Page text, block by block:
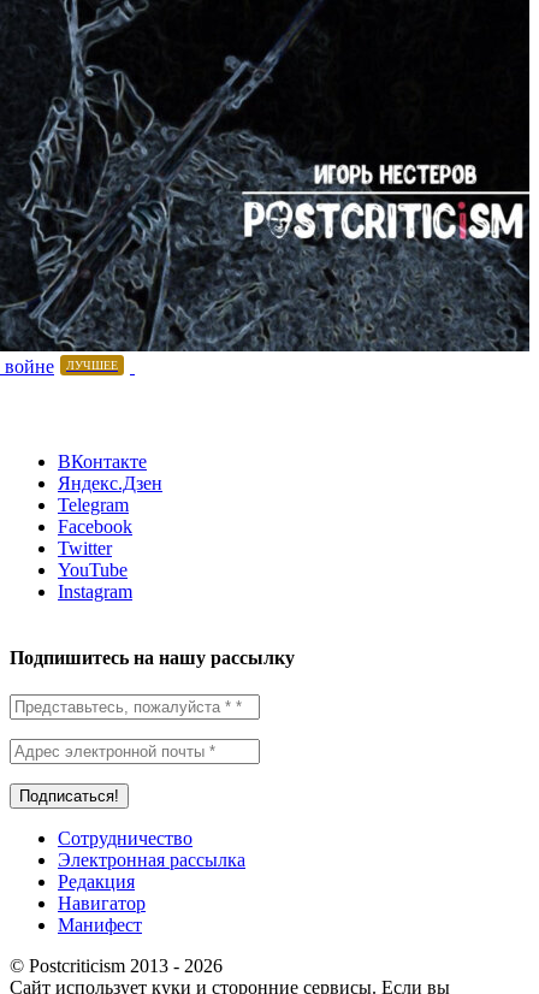
ЛУЧШЕЕ
ВКонтакте
Яндекс.Дзен
Telegram
Facebook
Twitter
YouTube
Instagram
Подпишитесь на нашу рассылку
Сотрудничество
Электронная рассылка
Редакция
Навигатор
Манифест
© Postcriticism 2013 - 2026
Сайт использует куки и сторонние сервисы. Если вы